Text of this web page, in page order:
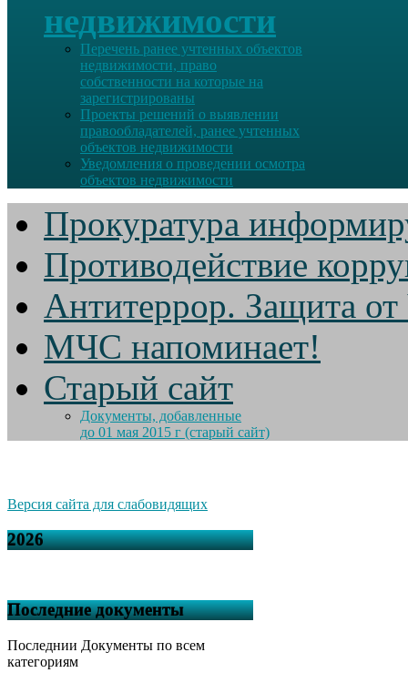
недвижимости
Перечень ранее учтенных объектов
недвижимости, право
собственности на которые на
зарегистрированы
Проекты решений о выявлении
правообладателей, ранее учтенных
объектов недвижимости
Уведомления о проведении осмотра
объектов недвижимости
Прокуратура
Противодействие
Антитеррор. Защита
МЧС напоминает!
Старый сайт
Документы, добавленные
до 01 мая 2015 г (старый сайт)
Версия сайта для слабовидящих
2026
Последние документы
Последнии Документы по всем
категориям